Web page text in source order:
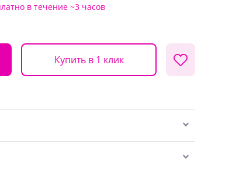
в течение ~3 часов
Купить в 1 клик